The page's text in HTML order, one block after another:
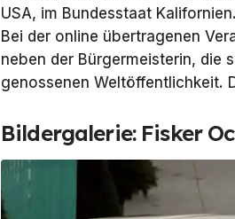
USA, im Bundesstaat
Bei der online übertragenen
neben der Bürgermeisterin, die
genossenen Weltöffentlichkeit.
Bildergalerie: Fisker